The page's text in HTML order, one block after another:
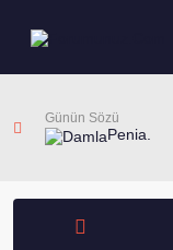
Günün Sözü
Penia.